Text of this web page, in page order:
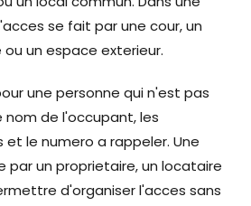
se fait par une cour, un
un espace exterieur.
une personne qui n'est pas
nom de l'occupant, les
et le numero a rappeler. Une
par un proprietaire, un locataire
d'organiser l'acces sans